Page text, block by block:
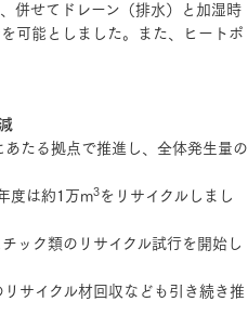
併せてドレーン（排水）と加湿時
可能としました。また、ヒートポ
たる拠点で推進し、全体発生量の
度は約1万m3をリサイクルしまし
ック類のリサイクル試行を開始し
サイクル材回収なども引き続き推